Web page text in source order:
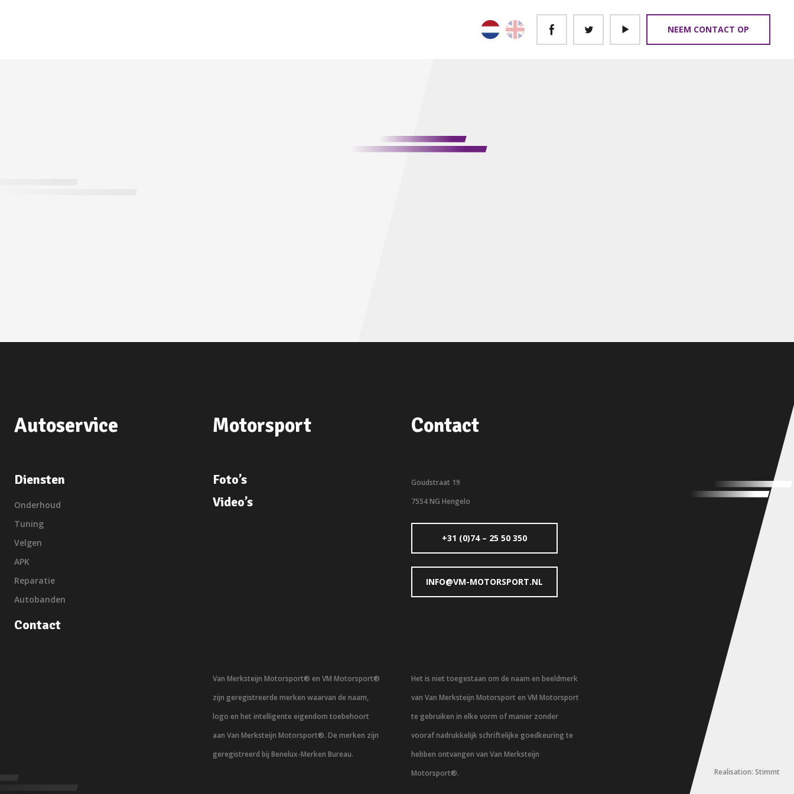
NEEM CONTACT OP
Autoservice
Diensten
Onderhoud
Tuning
Velgen
APK
Reparatie
Autobanden
Contact
Motorsport
Foto’s
Video’s
Contact
Goudstraat 19
7554 NG Hengelo
+31 (0)74 – 25 50 350
INFO@VM-MOTORSPORT.NL
Van Merksteijn Motorsport® en VM Motorsport®
zijn geregistreerde merken waarvan de naam,
logo en het intelligente eigendom toebehoort
aan Van Merksteijn Motorsport®. De merken zijn
geregistreerd bij Benelux-Merken Bureau.
Het is niet toegestaan om de naam en beeldmerk
van Van Merksteijn Motorsport en VM Motorsport
te gebruiken in elke vorm of manier zonder
vooraf nadrukkelijk schriftelijke goedkeuring te
hebben ontvangen van Van Merksteijn
Motorsport®.
Realisation: Stimmt